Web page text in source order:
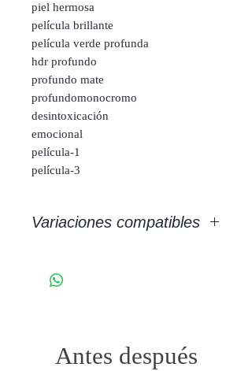
piel hermosa
película brillante
película verde profunda
hdr profundo
profundo mate
profundomonocromo
desintoxicación
emocional
película-1
película-3
Variaciones compatibles
Antes después